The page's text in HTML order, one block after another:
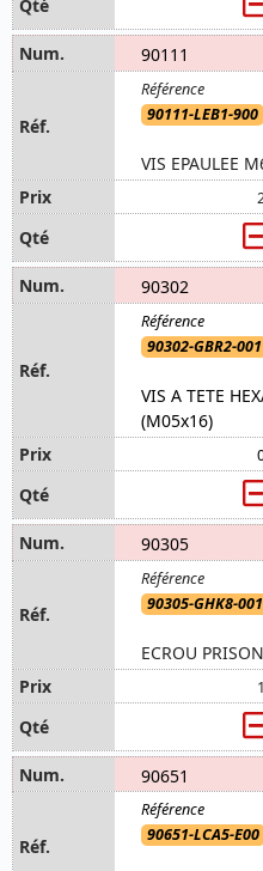
90111
90111-LEB1-900
VIS EPAULEE
90302
90302-GBR2-001
VIS A TETE
(M05x16)
90305
90305-GHK8-001
ECROU
90651
90651-LCA5-E00